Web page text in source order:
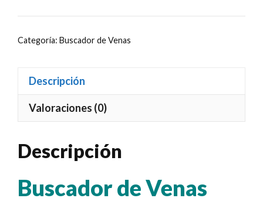
Categoría: Buscador de Venas
Descripción
Valoraciones (0)
Descripción
Buscador de Venas